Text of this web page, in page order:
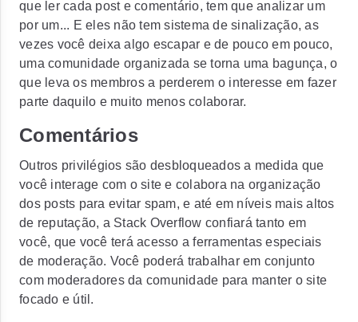
que ler cada post e comentário, tem que analizar um
por um... E eles não tem sistema de sinalização, as
vezes você deixa algo escapar e de pouco em pouco,
uma comunidade organizada se torna uma bagunça, o
que leva os membros a perderem o interesse em fazer
parte daquilo e muito menos colaborar.
Comentários
Outros privilégios são desbloqueados a medida que
você interage com o site e colabora na organização
dos posts para evitar spam, e até em níveis mais altos
de reputação, a Stack Overflow confiará tanto em
você, que você terá acesso a ferramentas especiais
de moderação. Você poderá trabalhar em conjunto
com moderadores da comunidade para manter o site
focado e útil.